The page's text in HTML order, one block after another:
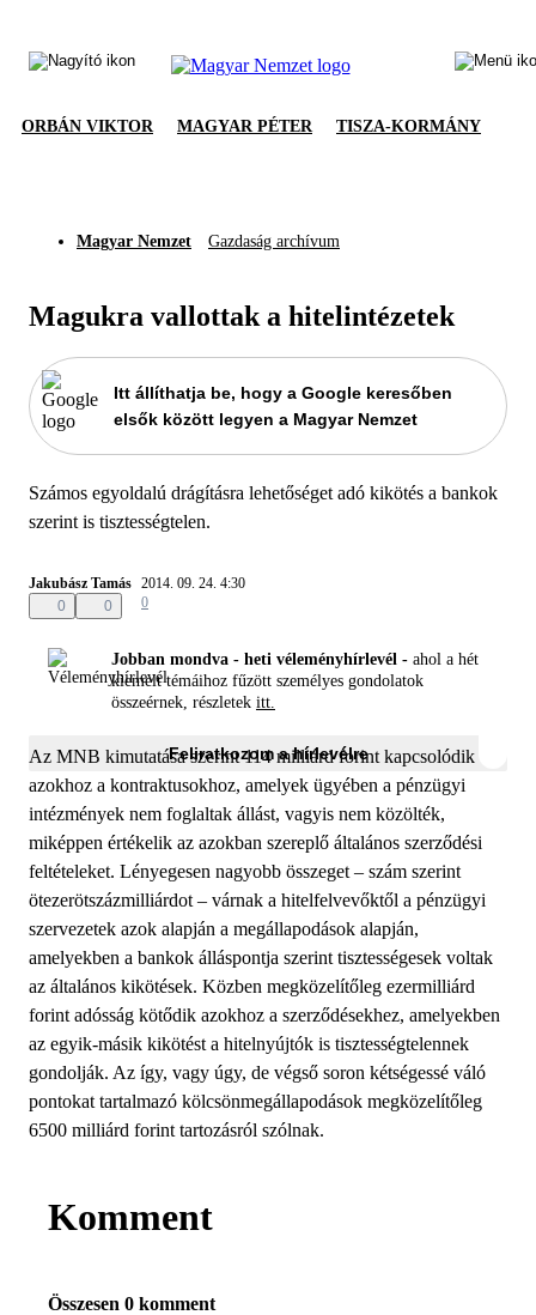
ORBÁN VIKTOR MAGYAR PÉTER TISZA-KORMÁNY
Magyar Nemzet Gazdaság archívum
Magukra vallottak a hitelintézetek
Itt állíthatja be, hogy a Google keresőben
elsők között legyen a Magyar Nemzet
Számos egyoldalú drágításra lehetőséget adó kikötés a bankok
szerint is tisztességtelen.
Jakubász Tamás 2014. 09. 24. 4:30
0
0 0
Jobban mondva - heti véleményhírlevél - ahol a hét
kiemelt témáihoz fűzött személyes gondolatok
összeérnek, részletek itt.
Feliratkozom a hírlevélre
Az MNB kimutatása szerint 114 milliárd forint kapcsolódik
azokhoz a kontraktusokhoz, amelyek ügyében a pénzügyi
intézmények nem foglaltak állást, vagyis nem közölték,
miképpen értékelik az azokban szereplő általános szerződési
feltételeket. Lényegesen nagyobb összeget – szám szerint
ötezerötszázmilliárdot – várnak a hitelfelvevőktől a pénzügyi
szervezetek azok alapján a megállapodások alapján,
amelyekben a bankok álláspontja szerint tisztességesek voltak
az általános kikötések. Közben megközelítőleg ezermilliárd
forint adósság kötődik azokhoz a szerződésekhez, amelyekben
az egyik-másik kikötést a hitelnyújtók is tisztességtelennek
gondolják. Az így, vagy úgy, de végső soron kétségessé váló
pontokat tartalmazó kölcsönmegállapodások megközelítőleg
6500 milliárd forint tartozásról szólnak.
Komment
Összesen 0 komment